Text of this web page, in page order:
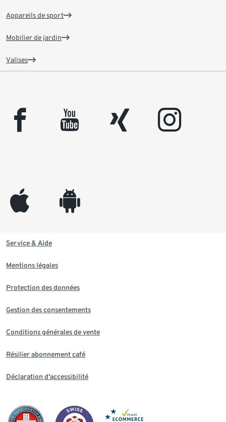
Appareils de sport
Mobilier de jardin
Valises
facebook youtube xing instagram
appleinc android
Service & Aide
Mentions légales
Protection des données
Gestion des consentements
Conditions générales de vente
Résilier abonnement café
Déclaration d'accessibilité